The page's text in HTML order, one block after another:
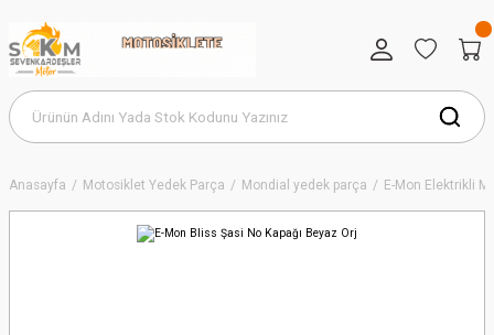
Anasayfa Motosiklet Yedek Parça Mondial yedek parça E-Mon Elektrikli